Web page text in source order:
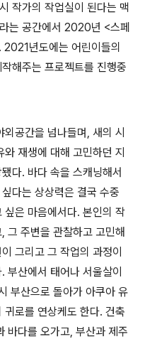
작가의 작업실이 된다는 맥
는 공간에서 2020년 <스페
. 2021년도에는 어린이들의
해주는 프로젝트를 진행중
외공간을 넘나들며, 새의 시
재생에 대해 고민하던 지
다. 바다 속을 스캐닝해서
다는 상상력은 결국 수중
싶은 마음에서다. 본인의 작
, 그 주변을 관찰하고 고민해
그리고 그 작업의 과정이
. 부산에서 태어나 서울살이
부산으로 돌아가 아쿠아 유
귀로를 연상케도 한다. 건축
바다를 오가고, 부산과 제주